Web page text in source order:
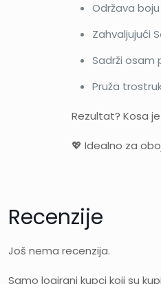
Održava
Zahvaljujući
Sadrži osam
Pruža
Rezultat? Kosa
💖 Idealno za
Recenzije
Još nema recenzija.
Samo logirani kupci koji su